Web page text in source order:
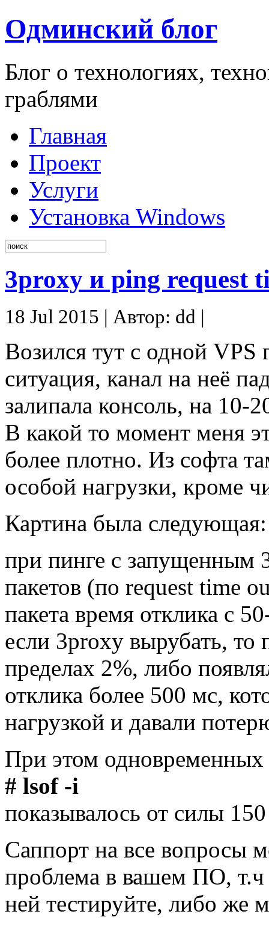
Одминский блог
Блог о технологиях,
граблями
Главная
Проект
Услуги
Установка Windows
3proxy и ping request
18 Jul 2015 | Автор: dd |
Возился тут с одной VPS
ситуация, канал на неё
залипала консоль, на 10-
В какой то момент меня
более плотно. Из софта
особой нагрузки, кроме
Картина была следующая:
при пинге с запущенным
пакетов (по request time
пакета время отклика с
если 3proxy вырубать, то
пределах 2%, либо
отклика более 500 мс,
нагрузкой и давали
При этом одновременных
# lsof -i
показывалось от силы 150
Саппорт на все вопросы
проблема в вашем ПО, т.ч
ней тестируйте, либо же